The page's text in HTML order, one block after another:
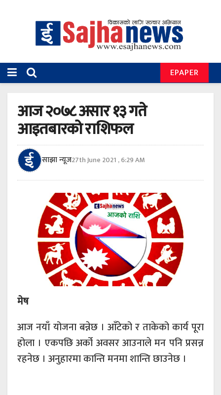
EPAPER
आज २०७८ असार १३ गते
आइतबारको राशिफल
साझा न्यूज27th June 2021 , 6:29 AM
मेष
आज नयाँ योजना बन्नेछ । आँटेको र ताकेको कार्य पूरा
होला । एकपछि अर्को अवसर आउनाले मन पनि प्रसन्न
रहनेछ । अनुहारमा कान्ति मनमा शान्ति छाउनेछ ।